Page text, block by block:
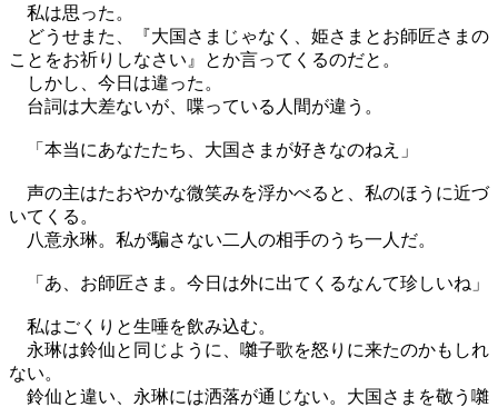
私は思った。
どうせまた、『大国さまじゃなく、姫さまとお師匠さまの
ことをお祈りしなさい』とか言ってくるのだと。
しかし、今日は違った。
台詞は大差ないが、喋っている人間が違う。
「本当にあなたたち、大国さまが好きなのねえ」
声の主はたおやかな微笑みを浮かべると、私のほうに近づ
いてくる。
八意永琳。私が騙さない二人の相手のうち一人だ。
「あ、お師匠さま。今日は外に出てくるなんて珍しいね」
私はごくりと生唾を飲み込む。
永琳は鈴仙と同じように、囃子歌を怒りに来たのかもしれ
ない。
鈴仙と違い、永琳には洒落が通じない。大国さまを敬う囃